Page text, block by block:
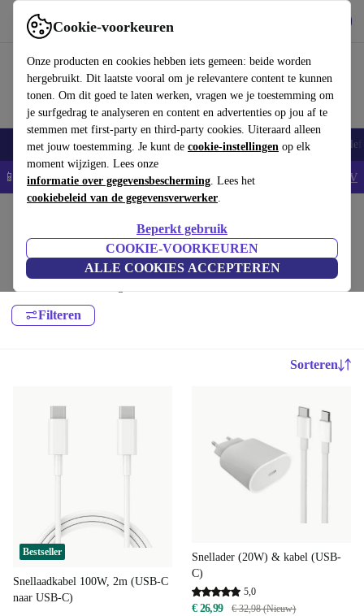
Cookie-voorkeuren
Onze producten en cookies hebben iets gemeen: beide worden
hergebruikt. Dit laatste vooral om je relevantere content te kunnen
tonen. Om dit goed te laten werken, vragen we je toestemming om
je surfgedrag te analyseren en content en advertenties op jou af te
stemmen met first-party en third-party cookies. Uiteraard alleen
met jouw toestemming. Je kunt de cookie-instellingen op elk
moment wijzigen. Lees onze
informatie over gegevensbescherming. Lees het
cookiebeleid van de gegevensverwerker.
Beperkt gebruik
COOKIE-VOORKEUREN
ALLE COOKIES ACCEPTEREN
Gebruik refurbed snel en eenvoudig
Smartphones Laptops Tablets Smartwatches Accessoires
📱5% EXTRA korting op alle iPhones – Code: IPHONEDEAL - AV
Tabletaccessoires:
Hoogwaardige en betaalbare Tabletaccessoires voor jouw apparaat met
minimaal 12 maanden garantie.
Filteren
Sorteren
Bestseller
Snellaadkabel 100W, 2m (USB-C
naar USB-C)
Snellader (20W) & kabel (USB-
C)
5,0
€ 26,99 € 32,98 (Nieuw)